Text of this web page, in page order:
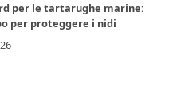
per le tartarughe marine:
per proteggere i nidi